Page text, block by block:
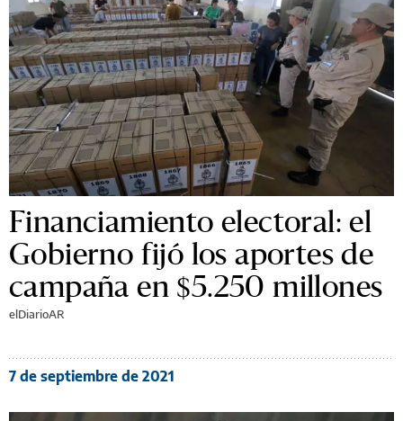
Financiamiento electoral: el
Gobierno fijó los aportes de
campaña en $5.250 millones
elDiarioAR
7 de septiembre de 2021